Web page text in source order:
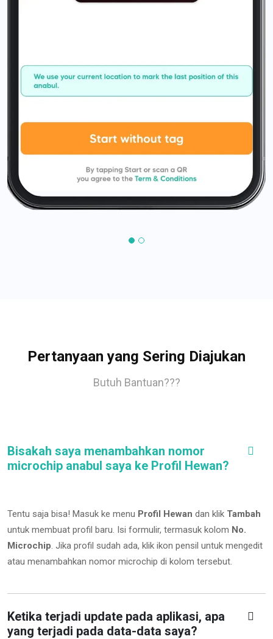
Pertanyaan yang Sering Diajukan
Butuh Bantuan???
Bisakah saya menambahkan nomor
microchip anabul saya ke Profil Hewan?
Tentu saja bisa! Masuk ke menu Profil Hewan dan klik Tambah
untuk membuat profil baru. Isi formulir, termasuk kolom No.
Microchip. Jika profil sudah ada, klik ikon pensil untuk mengedit
atau menambahkan nomor microchip di kolom tersebut.
Ketika terjadi update pada aplikasi, apa
yang terjadi pada data-data saya?